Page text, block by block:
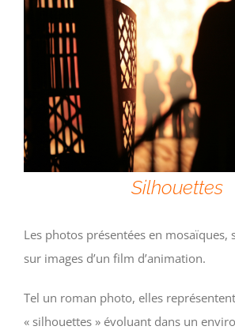
Silhouettes
Les photos présentées en mosaïques,
sur images d’un film d’animation.
Tel un roman photo, elles
« silhouettes » évoluant dans un